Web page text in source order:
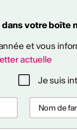
votre boîte
et vous
actuelle
Je suis